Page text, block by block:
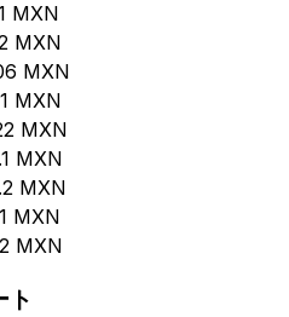
MXN
MXN
MXN
MXN
MXN
MXN
MXN
MXN
MXN
ト